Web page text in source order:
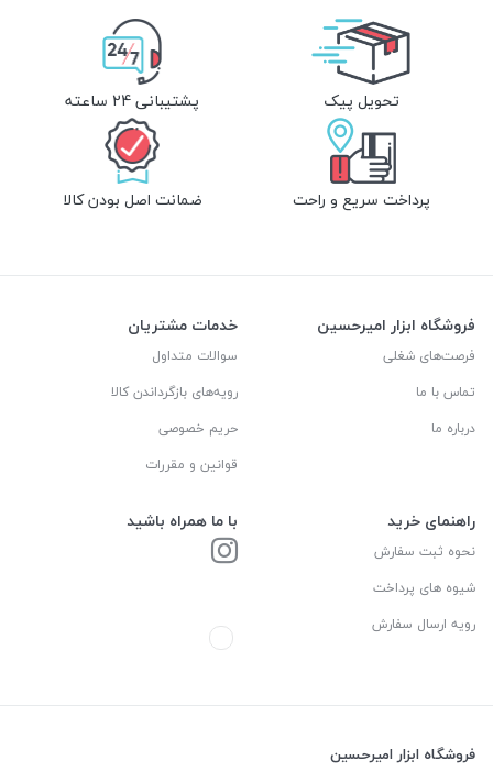
تحویل پیک پشتیبانی 24 ساعته
پرداخت سریع و راحت ضمانت اصل بودن کالا
فروشگاه ابزار امیرحسین
فرصت‌های شغلی
تماس با ما
درباره ما
خدمات مشتریان
سوالات متداول
رویه‌های بازگرداندن کالا
حریم خصوصی
قوانین و مقررات
راهنمای خرید
نحوه ثبت سفارش
شیوه های پرداخت
رویه ارسال سفارش
با ما همراه باشید
فروشگاه ابزار امیرحسین